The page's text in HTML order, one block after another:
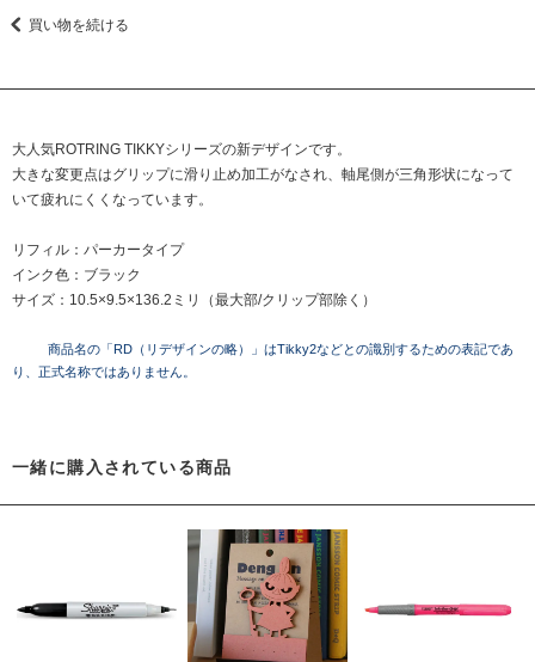
買い物を続ける
大人気ROTRING TIKKYシリーズの新デザインです。
大きな変更点はグリップに滑り止め加工がなされ、軸尾側が三角形状になって
いて疲れにくくなっています。
リフィル：パーカータイプ
インク色：ブラック
サイズ：10.5×9.5×136.2ミリ（最大部/クリップ部除く）
商品名の「RD（リデザインの略）」はTikky2などとの識別するための表記であ
り、正式名称ではありません。
一緒に購入されている商品